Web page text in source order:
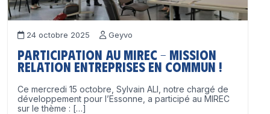
24 octobre 2025 Geyvo
Participation au MIREC – Mission
Relation Entreprises en Commun !
Ce mercredi 15 octobre, Sylvain ALI, notre chargé de
développement pour l’Essonne, a participé au MIREC
sur le thème : […]